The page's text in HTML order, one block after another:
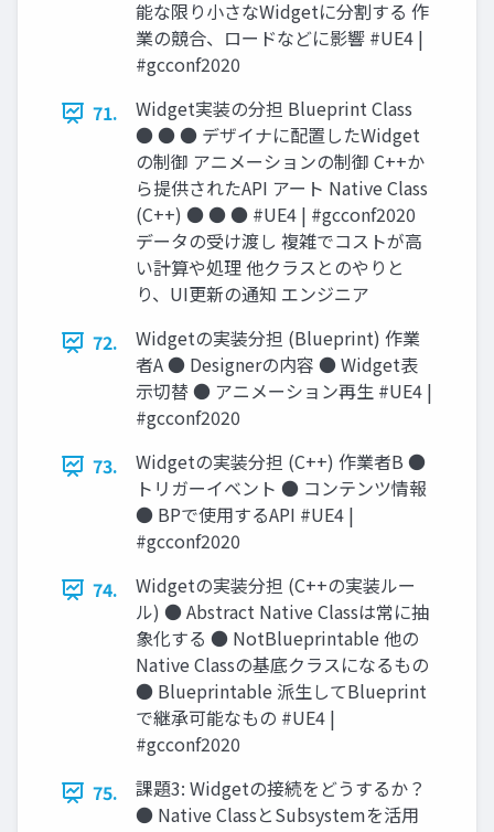
能な限り小さなWidgetに分割する 作
業の競合、ロードなどに影響 #UE4 |
#gcconf2020
71.
Widget実装の分担 Blueprint Class
● ● ● デザイナに配置したWidget
の制御 アニメーションの制御 C++か
ら提供されたAPI アート Native Class
(C++) ● ● ● #UE4 | #gcconf2020
データの受け渡し 複雑でコストが高
い計算や処理 他クラスとのやりと
り、UI更新の通知 エンジニア
72.
Widgetの実装分担 (Blueprint) 作業
者A ● Designerの内容 ● Widget表
示切替 ● アニメーション再生 #UE4 |
#gcconf2020
73.
Widgetの実装分担 (C++) 作業者B ●
トリガーイベント ● コンテンツ情報
● BPで使用するAPI #UE4 |
#gcconf2020
74.
Widgetの実装分担 (C++の実装ルー
ル) ● Abstract Native Classは常に抽
象化する ● NotBlueprintable 他の
Native Classの基底クラスになるもの
● Blueprintable 派生してBlueprint
で継承可能なもの #UE4 |
#gcconf2020
75.
課題3: Widgetの接続をどうするか？
● Native ClassとSubsystemを活用